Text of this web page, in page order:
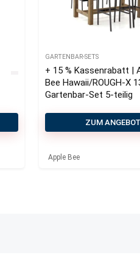
GARTENBAR-SETS
+ 15 % Kassenrabatt |
Bee Hawaii/ROUGH-X
Gartenbar-Set 5-teilig
ZUM ANGEBOT
Apple Bee